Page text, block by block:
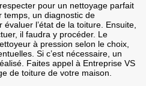
pour un nettoyage parfait
temps, un diagnostic de
évaluer l’état de la toiture. Ensuite,
il faudra y procéder. Le
à pression selon le choix,
Si c’est nécessaire, un
Faites appel à Entreprise VS
de toiture de votre maison.